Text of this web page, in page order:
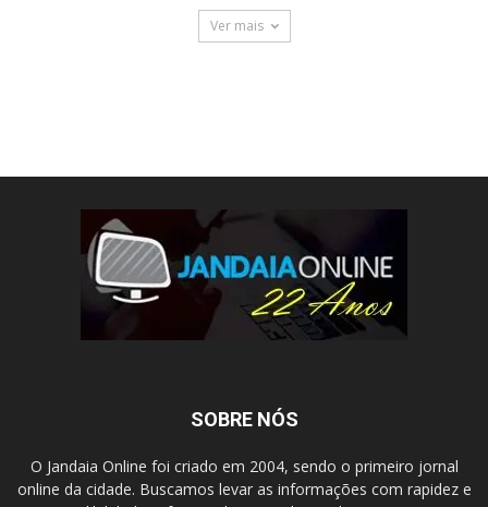
Ver mais
SOBRE NÓS
O Jandaia Online foi criado em 2004, sendo o primeiro jornal
online da cidade. Buscamos levar as informações com rapidez e